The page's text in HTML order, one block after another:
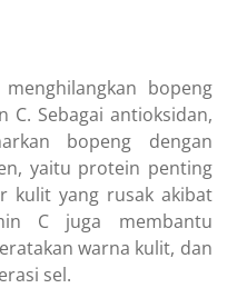
bopeng
Sebagai antioksidan,
bopeng dengan
yaitu protein penting
kulit yang rusak akibat
C juga membantu
warna kulit, dan
sel.